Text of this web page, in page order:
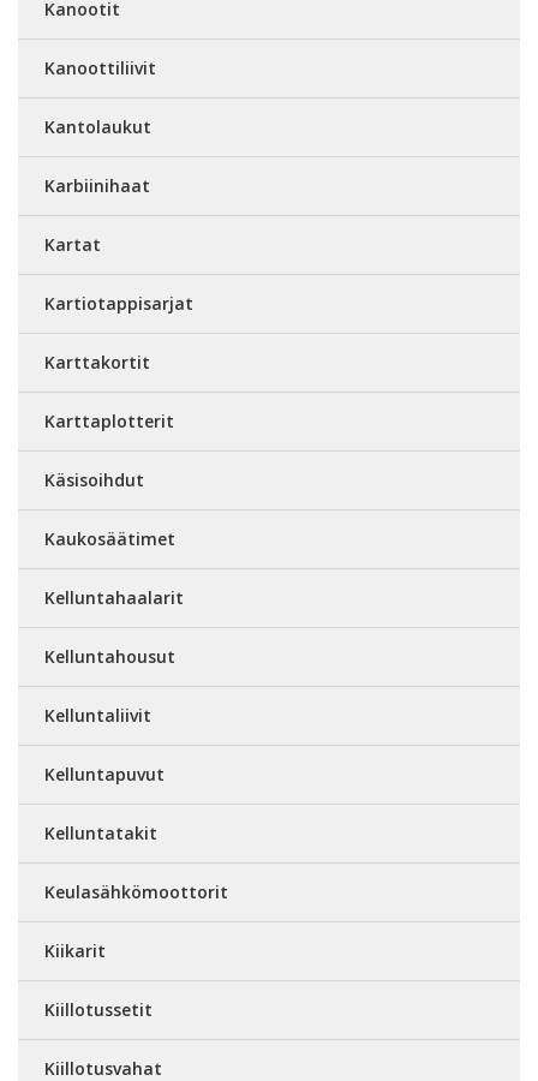
Kanootit
Kanoottiliivit
Kantolaukut
Karbiinihaat
Kartat
Kartiotappisarjat
Karttakortit
Karttaplotterit
Käsisoihdut
Kaukosäätimet
Kelluntahaalarit
Kelluntahousut
Kelluntaliivit
Kelluntapuvut
Kelluntatakit
Keulasähkömoottorit
Kiikarit
Kiillotussetit
Kiillotusvahat